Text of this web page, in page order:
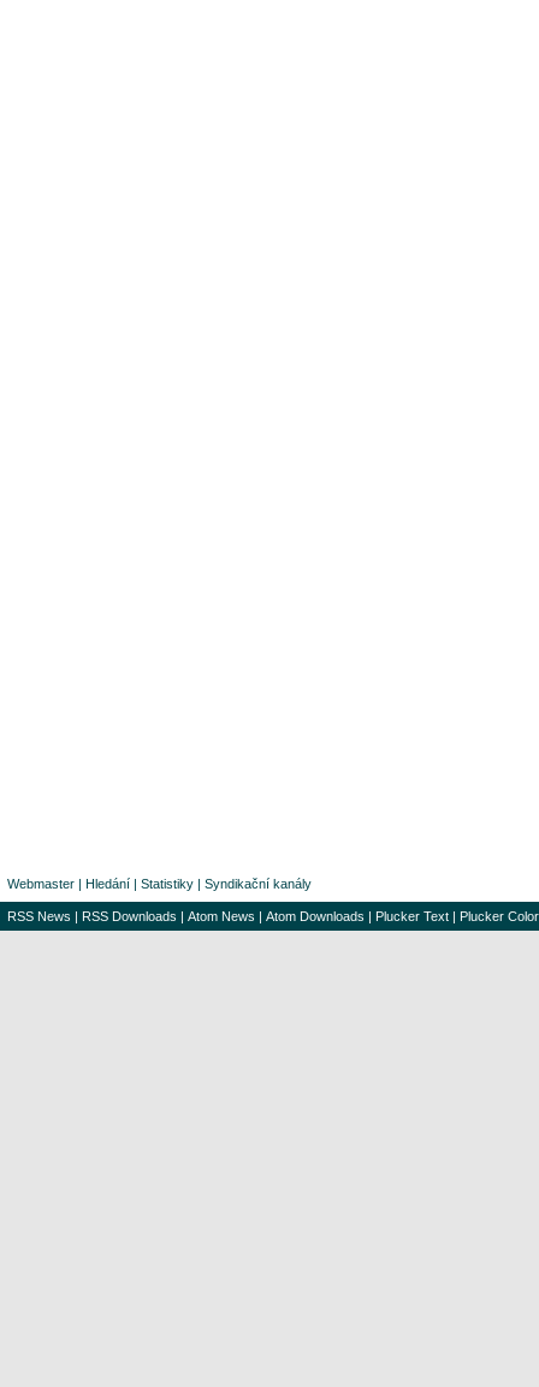
Webmaster | Hledání | Statistiky | Syndikační kanály
RSS News | RSS Downloads | Atom News | Atom Downloads | Plucker Text | Plucker Color